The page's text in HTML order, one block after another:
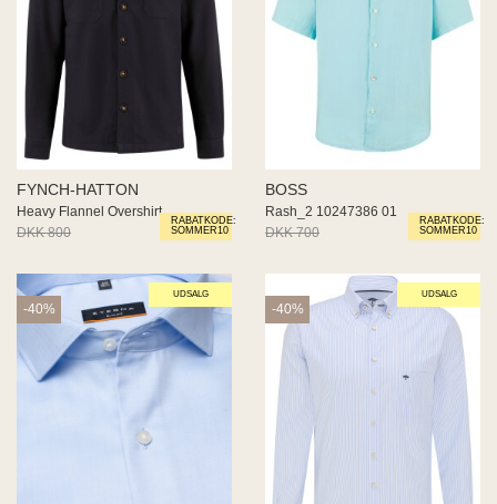
RABATKODE:
SOMMER10
FYNCH-HATTON
Heavy Flannel Overshirt
DKK 800
DKK 480
RABATKODE:
SOMMER10
BOSS
Rash_2 10247386 01
DKK 700
DKK 350
UDSALG
-40%
UDSALG
-40%